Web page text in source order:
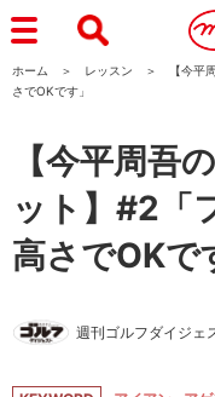
ホーム レッスン
【今平
さでOKです」
【今平周吾
ット】#2「
高さでOKで
週刊ゴルフダイジェ